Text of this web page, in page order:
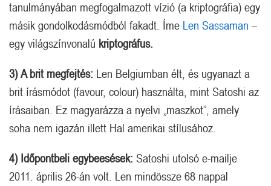
tanulmányában megfogalmazott vízió (a kriptográfia) egy
másik gondolkodásmódból fakadt. Íme Len Sassaman –
egy világszínvonalú kriptográfus.
3) A brit megfejtés: Len Belgiumban élt, és ugyanazt a
brit írásmódot (favour, colour) használta, mint Satoshi az
írásaiban. Ez magyarázza a nyelvi „maszkot”, amely
soha nem igazán illett Hal amerikai stílusához.
4) Időpontbeli egybeesések: Satoshi utolsó e-mailje
2011. április 26-án volt. Len mindössze 68 nappal